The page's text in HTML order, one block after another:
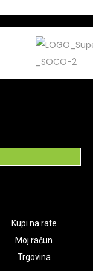
Kupi na rate
Moj račun
Trgovina